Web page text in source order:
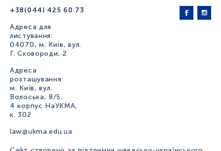
+38(044) 425 60 73
Адреса для
листування:
04070, м. Київ, вул.
Г. Сковороди, 2
Адреса
розташування:
м. Київ, вул.
Волоська, 8/5,
4 корпус НаУКМА,
к. 302
law@ukma.edu.ua